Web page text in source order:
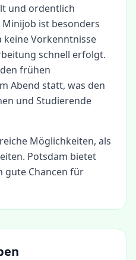
und ordentlich
ist besonders
Vorkenntnisse
schnell erfolgt.
frühen
Abend statt, was den
und Studierende
Möglichkeiten, als
Potsdam bietet
gute Chancen für